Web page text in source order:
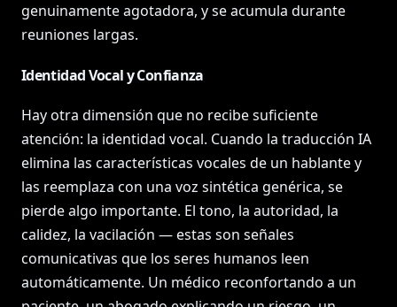
genuinamente agotadora, y se acumula durante
reuniones largas.
Identidad Vocal y Confianza
Hay otra dimensión que no recibe suficiente
atención: la identidad vocal. Cuando la traducción IA
elimina las características vocales de un hablante y
las reemplaza con una voz sintética genérica, se
pierde algo importante. El tono, la autoridad, la
calidez, la vacilación — estas son señales
comunicativas que los seres humanos leen
automáticamente. Un médico reconfortando a un